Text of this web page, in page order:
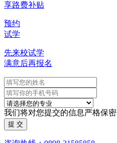
享路费补贴
预约
试学
先来校试学
满意后再报名
我们将对您提交的信息严格保密